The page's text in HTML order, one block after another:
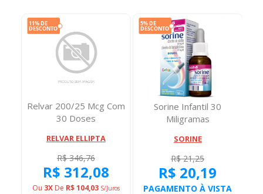
Relvar 200/25 Mcg Com
30 Doses
RELVAR ELLIPTA
R$ 346,76
R$ 312,08
Ou 3XDe R$ 104,03 S/juros
Sorine Infantil 30
Miligramas
SORINE
R$ 21,25
R$ 20,19
PAGAMENTO À VISTA